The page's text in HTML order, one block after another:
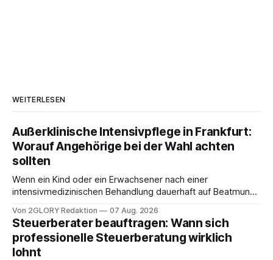
WEITERLESEN
Außerklinische Intensivpflege in Frankfurt:
Worauf Angehörige bei der Wahl achten
sollten
Wenn ein Kind oder ein Erwachsener nach einer
intensivmedizinischen Behandlung dauerhaft auf Beatmung
angewiesen ist, stellt sich für Familien eine schwierige
Frage: Muss die Versorgung dauerhaft in der Klinik bleiben –
oder ist ein Leben zu Hause möglich? Die außerklinische
Intensivpflege bietet genau diese Alternative: Sie
Von 2GLORY Redaktion 07 Aug. 2026
Steuerberater beauftragen: Wann sich
professionelle Steuerberatung wirklich
lohnt